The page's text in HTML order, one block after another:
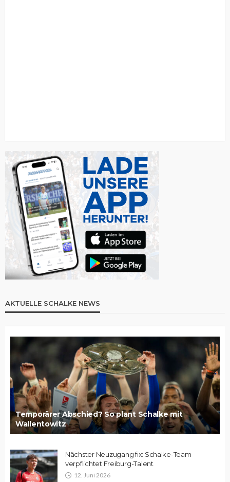
AKTUELLE SCHALKE NEWS
Temporärer Abschied? So plant Schalke mit
Wallentowitz
Nächster Neuzugang fix: Schalke-Team
verpflichtet Freiburg-Talent
12. Juni 2026